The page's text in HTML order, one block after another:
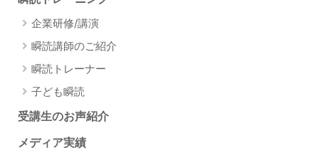
企業研修/講演
瞬読講師のご紹介
瞬読トレーナー
子ども瞬読
受講生のお声紹介
メディア実績